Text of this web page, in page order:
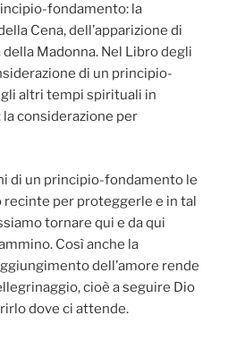
fondamento: la
Cena, dell’apparizione di
Madonna. Nel Libro degli
di un principio-
altri tempi spirituali in
considerazione per
di un principio-fondamento le
per proteggerle e in tal
tornare qui e da qui
Così anche la
dell’amore rende
cioè a seguire Dio
dove ci attende.